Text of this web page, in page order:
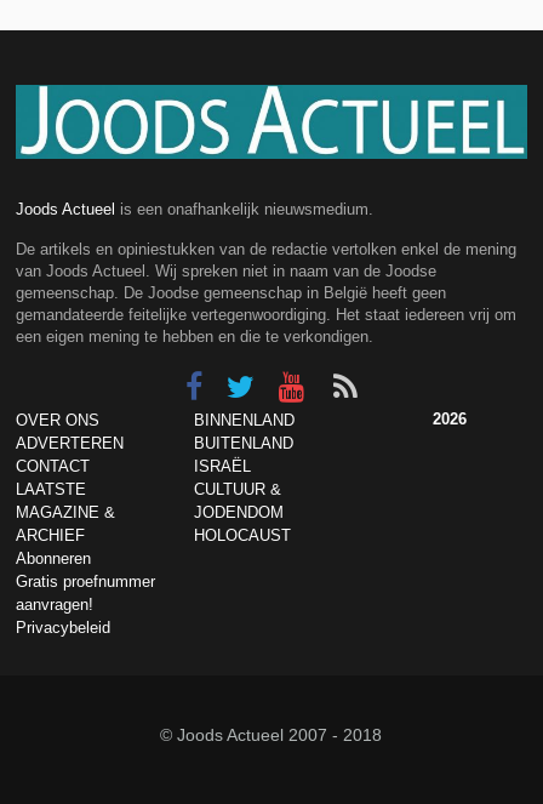
Joods Actueel is een onafhankelijk nieuwsmedium.
De artikels en opiniestukken van de redactie vertolken enkel de mening
van Joods Actueel. Wij spreken niet in naam van de Joodse
gemeenschap. De Joodse gemeenschap in België heeft geen
gemandateerde feitelijke vertegenwoordiging. Het staat iedereen vrij om
een eigen mening te hebben en die te verkondigen.
OVER ONS
ADVERTEREN
CONTACT
LAATSTE
MAGAZINE &
ARCHIEF
Abonneren
Gratis proefnummer
aanvragen!
Privacybeleid
BINNENLAND
BUITENLAND
ISRAËL
CULTUUR &
JODENDOM
HOLOCAUST
2026
© Joods Actueel 2007 - 2018